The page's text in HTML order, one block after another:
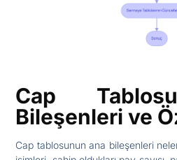
Cap
Bileşenleri ve
Cap tablosunun ana bileşenleri